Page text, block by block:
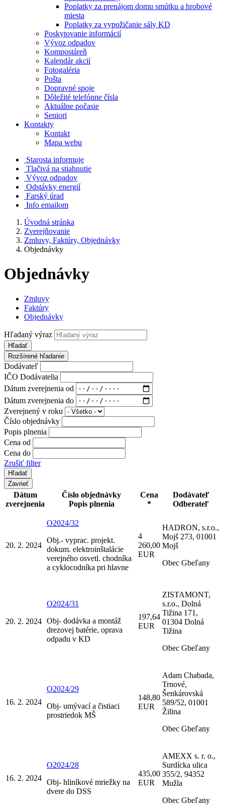
Poplatky za prenájom domu smútku a hrobové
miesta
Poplatky za vypožičanie sály KD
Poskytovanie informácií
Vývoz odpadov
Kompostáreň
Kalendár akcií
Fotogaléria
Pošta
Dopravné spoje
Dôležité telefónne čísla
Aktuálne počasie
Seniori
Kontakty
Kontakt
Mapa webu
Starosta informuje
Tlačivá na stiahnutie
Vývoz odpadov
Odstávky energií
Farský úrad
Info emailom
Úvodná stránka
Zverejňovanie
Zmluvy, Faktúry, Objednávky
Objednávky
Objednávky
Zmluvy
Faktúry
Objednávky
Hľadaný výraz
Hľadať
Rozšírené hľadanie
Dodávateľ
IČO Dodávatelia
Dátum zverejnenia od
Dátum zverejnenia do
Zverejnený v roku
Číslo objednávky
Popis plnenia
Cena od
Cena do
Zrušiť filter
Zavrieť
Dátum
zverejnenia
Číslo objednávky
Popis plnenia
Cena
*
Dodávateľ
Odberateľ
20. 2. 2024
O2024/32
Obj.- vyprac. projekt.
dokum. elektroinštalácie
verejného osvetl. chodníka
a cyklocodníka pri hlavne
4
260,00
EUR
HADRON, s.r.o.,
Mojš 273, 01001
Mojš
Obec Gbeľany
20. 2. 2024
O2024/31
Obj- dodávka a montáž
drezovej batérie, oprava
odpadu v KD
197,64
EUR
ZISTAMONT,
s.r.o., Dolná
Tižina 171,
01304 Dolná
Tižina
Obec Gbeľany
16. 2. 2024
O2024/29
Obj- umývací a čistiaci
prostriedok MŠ
148,80
EUR
Adam Chabada,
Trnové,
Šenkárovská
589/52, 01001
Žilina
Obec Gbeľany
16. 2. 2024
O2024/28
Obj- hliníkové mriežky na
dvere do DSS
435,00
EUR
AMEXX s. r. o.,
Surdícka ulica
355/2, 94352
Mužla
Obec Gbeľany